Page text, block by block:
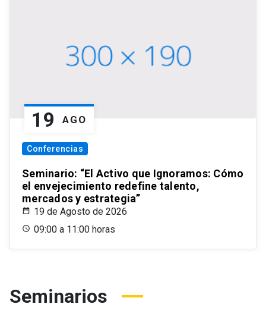
19 AGO
Conferencias
Seminario: “El Activo que Ignoramos: Cómo
el envejecimiento redefine talento,
mercados y estrategia”
19 de Agosto de 2026
09:00 a 11:00 horas
Seminarios